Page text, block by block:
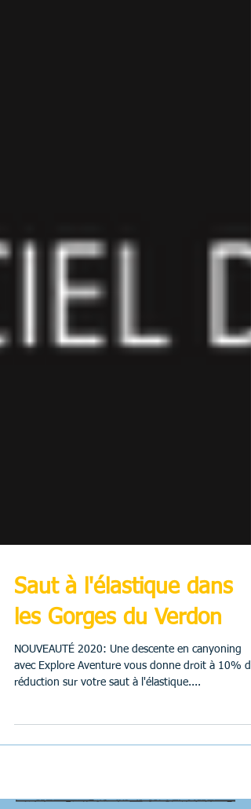
Saut à l'élastique dans
les Gorges du Verdon
NOUVEAUTÉ 2020: Une descente en canyoning